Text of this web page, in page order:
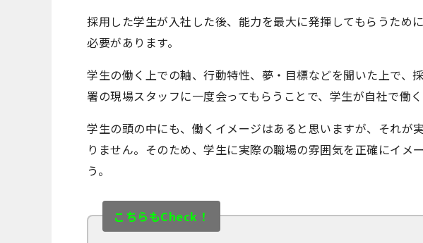
採用した学生が入社した後、能力を最大に発揮してもらうため
必要があります。
学生の働く上での軸、行動特性、夢・目標などを聞いた上で、
署の現場スタッフに一度会ってもらうことで、学生が自社で働
学生の頭の中にも、働くイメージはあると思いますが、それが
りません。そのため、学生に実際の職場の雰囲気を正確にイメ
う。
こちらもCheck！